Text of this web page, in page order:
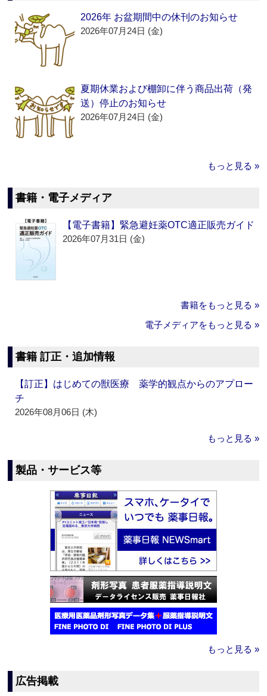
2026年 お盆期間中の休刊のお知らせ
2026年07月24日 (金)
夏期休業および棚卸に伴う商品出荷（発
送）停止のお知らせ
2026年07月24日 (金)
もっと見る »
書籍・電子メディア
【電子書籍】緊急避妊薬OTC適正販売ガイド
2026年07月31日 (金)
書籍をもっと見る »
電子メディアをもっと見る »
書籍 訂正・追加情報
【訂正】はじめての獣医療 薬学的観点からのアプロー
チ
2026年08月06日 (木)
もっと見る »
製品・サービス等
もっと見る »
広告掲載